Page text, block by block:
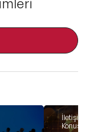
İletişim